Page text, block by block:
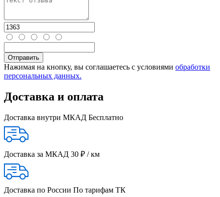
Нажимая на кнопку, вы соглашаетесь с условиями обработки
персональных данных.
Доставка и оплата
Доставка внутри МКАД Бесплатно
Доставка за МКАД 30 ₽ / км
Доставка по России По тарифам ТК